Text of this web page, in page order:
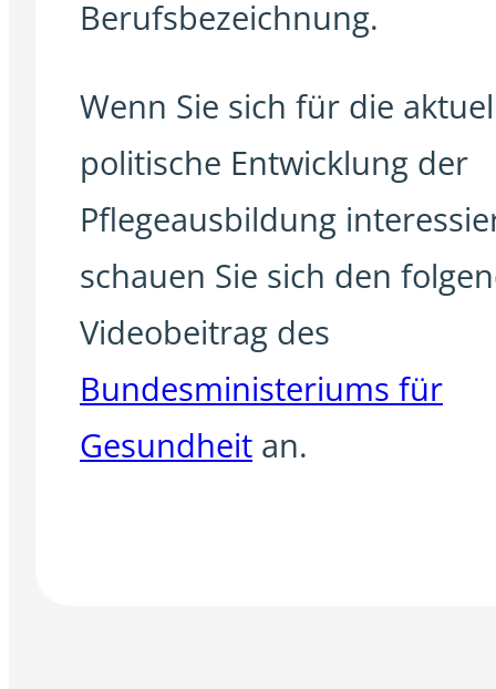
Berufsbezeichnung.
Wenn Sie sich für die
politische Entwicklung der
Pflegeausbildung
schauen Sie sich den
Videobeitrag des
Bundesministeriums für
Gesundheit an.